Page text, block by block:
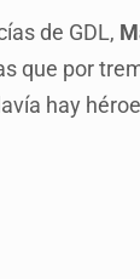
de GDL,
que por
hay